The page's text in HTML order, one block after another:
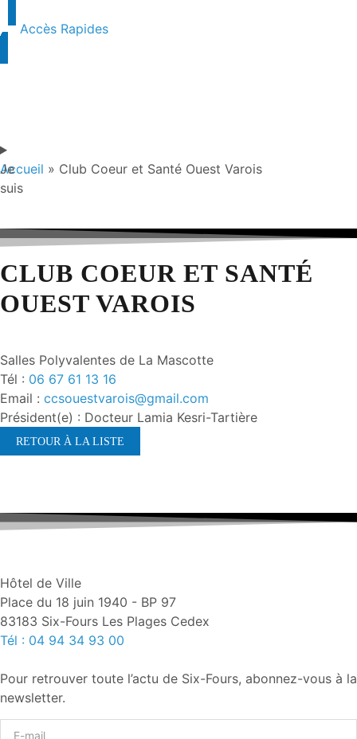
Accès Rapides
Je
suis
Accueil » Club Coeur et Santé Ouest Varois
CLUB COEUR ET SANTÉ
OUEST VAROIS
Salles Polyvalentes de La Mascotte
Tél : 06 67 61 13 16
Email : ccsouestvarois@gmail.com
Président(e) : Docteur Lamia Kesri-Tartière
RETOUR À LA LISTE
Hôtel de Ville
Place du 18 juin 1940 - BP 97
83183 Six-Fours Les Plages Cedex
Tél : 04 94 34 93 00
Pour retrouver toute l’actu de Six-Fours, abonnez-vous à la
newsletter.